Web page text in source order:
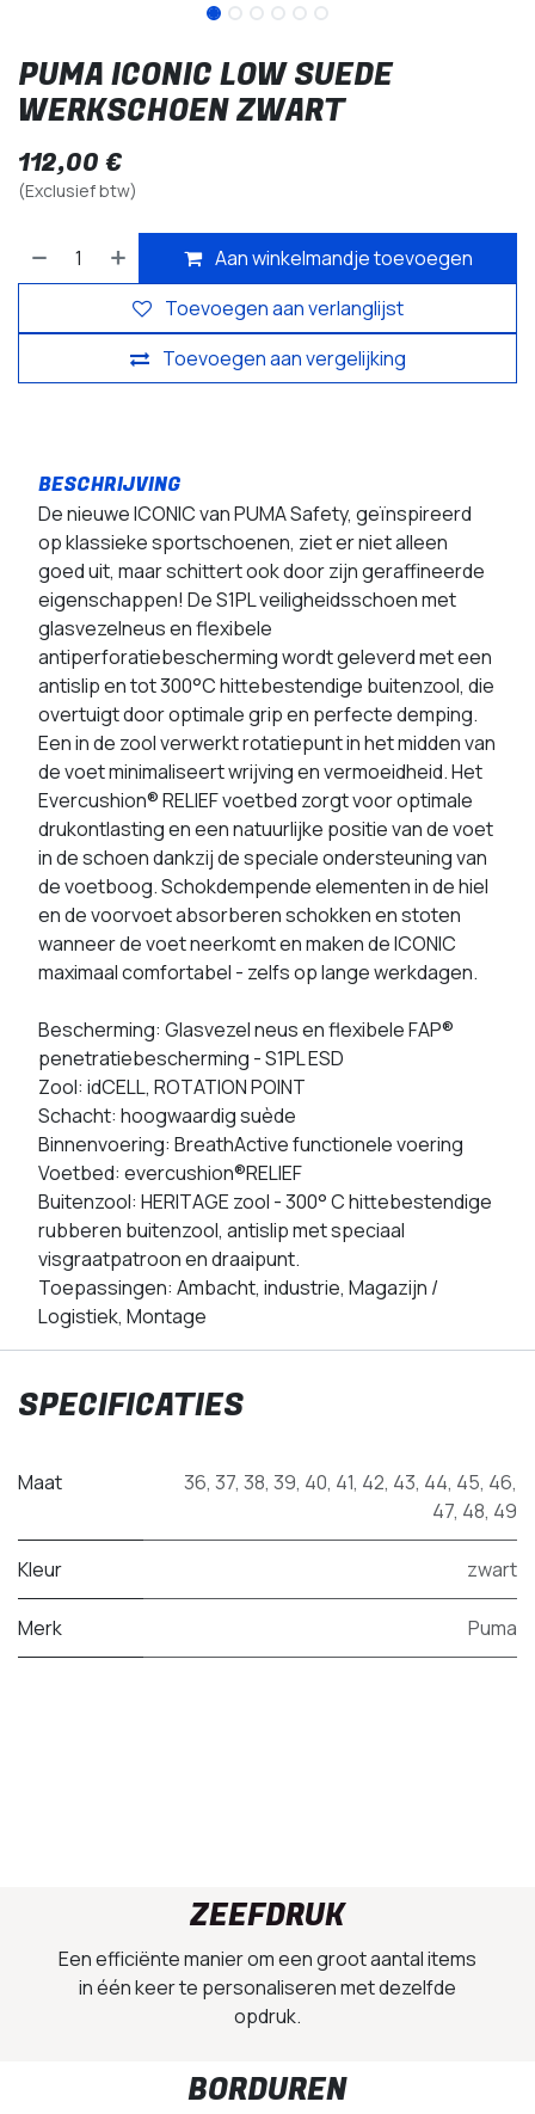
PUMA ICONIC LOW SUEDE
WERKSCHOEN ZWART
112,00 €
(Exclusief btw)
Aan winkelmandje toevoegen
Toevoegen aan vergelijking
Toevoegen aan verlanglijst
De nieuwe ICONIC van PUMA Safety, geïnspireerd
op klassieke sportschoenen, ziet er niet alleen
goed uit, maar schittert ook door zijn geraffineerde
eigenschappen! De S1PL veiligheidsschoen met
glasvezelneus en flexibele
antiperforatiebescherming wordt geleverd met een
antislip en tot 300°C hittebestendige buitenzool, die
overtuigt door optimale grip en perfecte demping.
Een in de zool verwerkt rotatiepunt in het midden van
de voet minimaliseert wrijving en vermoeidheid. Het
Evercushion® RELIEF voetbed zorgt voor optimale
drukontlasting en een natuurlijke positie van de voet
in de schoen dankzij de speciale ondersteuning van
de voetboog. Schokdempende elementen in de hiel
en de voorvoet absorberen schokken en stoten
wanneer de voet neerkomt en maken de ICONIC
maximaal comfortabel - zelfs op lange werkdagen.
Bescherming: Glasvezel neus en flexibele FAP®
penetratiebescherming - S1PL ESD
Zool: idCELL, ROTATION POINT
Schacht: hoogwaardig suède
Binnenvoering: BreathActive functionele voering
Voetbed: evercushion®RELIEF
Buitenzool: HERITAGE zool - 300° C hittebestendige
rubberen buitenzool, antislip met speciaal
visgraatpatroon en draaipunt.
Toepassingen: Ambacht, industrie, Magazijn /
Logistiek, Montage
SPECIFICATIES
Maat 36, 37, 38, 39, 40, 41, 42, 43, 44, 45, 46,
47, 48, 49
Kleur zwart
Merk Puma
ZEEFDRUK
Een efficiënte manier om een groot aantal items
in één keer te personaliseren met dezelfde
opdruk.
BORDUREN